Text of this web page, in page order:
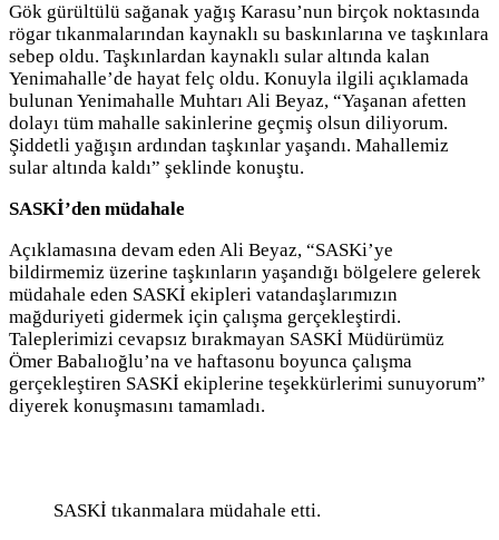
Gök gürültülü sağanak yağış Karasu’nun birçok noktasında
rögar tıkanmalarından kaynaklı su baskınlarına ve taşkınlara
sebep oldu. Taşkınlardan kaynaklı sular altında kalan
Yenimahalle’de hayat felç oldu. Konuyla ilgili açıklamada
bulunan Yenimahalle Muhtarı Ali Beyaz, “Yaşanan afetten
dolayı tüm mahalle sakinlerine geçmiş olsun diliyorum.
Şiddetli yağışın ardından taşkınlar yaşandı. Mahallemiz
sular altında kaldı” şeklinde konuştu.
SASKİ’den müdahale
Açıklamasına devam eden Ali Beyaz, “SASKi’ye
bildirmemiz üzerine taşkınların yaşandığı bölgelere gelerek
müdahale eden SASKİ ekipleri vatandaşlarımızın
mağduriyeti gidermek için çalışma gerçekleştirdi.
Taleplerimizi cevapsız bırakmayan SASKİ Müdürümüz
Ömer Babalıoğlu’na ve haftasonu boyunca çalışma
gerçekleştiren SASKİ ekiplerine teşekkürlerimi sunuyorum”
diyerek konuşmasını tamamladı.
SASKİ tıkanmalara müdahale etti.